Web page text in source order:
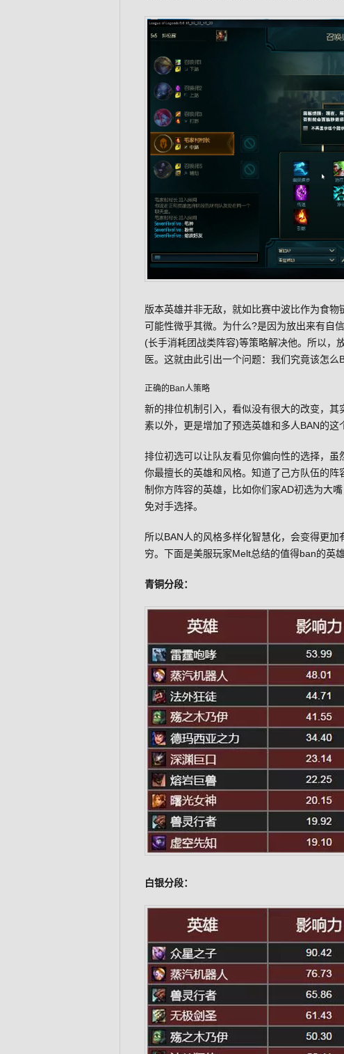
版本英雄并非无敌，就如比赛中波比作为食
可能性微乎其微。为什么?是因为放出来有自
(长手消耗团战类阵容)等策略解决他。所以，
医。这就由此引出一个问题：我们究竟该怎么
正确的Ban人策略
新的排位机制引入，看似没有很大的改变，
素以外，更是增加了预选英雄和多人BAN的这
排位初选可以让队友看见你偏向性的选择，
你最擅长的英雄和风格。知道了己方队伍的
制你方阵容的英雄，比如你们家AD初选为大
免对手选择。
所以BAN人的风格多样化智慧化，会变得更
穷。下面是美服玩家Melt总结的值得ban的英雄
青铜分段：
白银分段：